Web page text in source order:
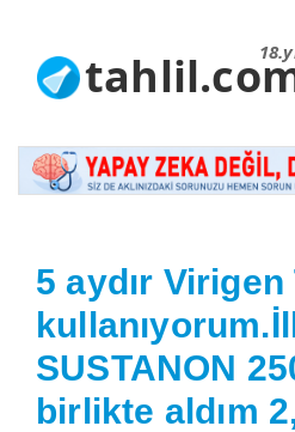
5 aydır
SUSTANON
birlikte aldım